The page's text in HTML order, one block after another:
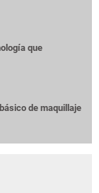
que
de maquillaje